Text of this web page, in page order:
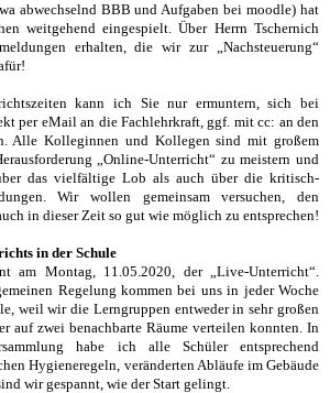
abwechselnd BBB und Aufgaben bei moodle) hat
weitgehend eingespielt. Über Herrn Tschernich
erhalten, die wir zur „Nachsteuerung“
kann ich Sie nur ermuntern, sich bei
per eMail an die Fachlehrkraft, ggf. mit cc: an den
Alle Kolleginnen und Kollegen sind mit großem
„Online-Unterricht“ zu meistern und
das vielfältige Lob als auch über die kritisch-
Wir wollen gemeinsam versuchen, den
in dieser Zeit so gut wie möglich zu entsprechen!
in der Schule
am Montag, 11.05.2020, der „Live-Unterricht“.
Regelung kommen bei uns in jeder Woche
weil wir die Lerngruppen entweder in sehr großen
auf zwei benachbarte Räume verteilen konnten. In
habe ich alle Schüler entsprechend
Hygieneregeln, veränderten Abläufe im Gebäude
wir gespannt, wie der Start gelingt.